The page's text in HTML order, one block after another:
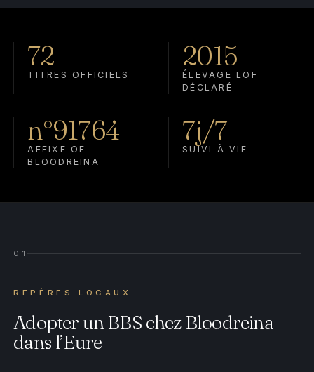
72
TITRES OFFICIELS
2015
ÉLEVAGE LOF
DÉCLARÉ
n°91764
AFFIXE OF
BLOODREINA
7j/7
SUIVI À VIE
01
REPÈRES LOCAUX
Adopter un BBS chez Bloodreina
dans l’Eure